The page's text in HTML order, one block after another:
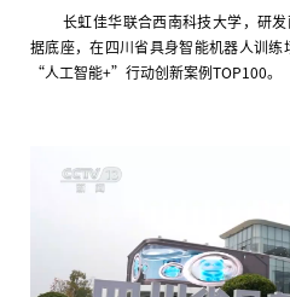
长虹佳华联合西南科技大学，研
据底座，在四川省具身智能机器人训
“人工智能+”行动创新案例TOP100。